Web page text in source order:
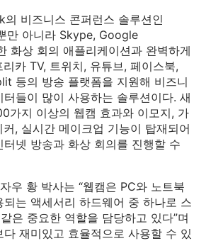
비즈니스 콘퍼런스 솔루션인
만 아니라 Skype, Google
화상 회의 애플리케이션과 완벽하게
카 TV, 트위치, 유튜브, 페이스북,
등의 방송 플랫폼을 지원해 비즈니
들이 많이 사용하는 솔루션이다. 새
가지 이상의 웹캠 효과와 이모지, 가
, 실시간 메이크업 기능이 탑재되어
넷 방송과 화상 회의를 진행할 수
우 황 박사는 “웹캠은 PC와 노트북
는 액세서리 하드웨어 중 하나로 스
은 중요한 역할을 담당하고 있다”며
재미있고 효율적으로 사용할 수 있